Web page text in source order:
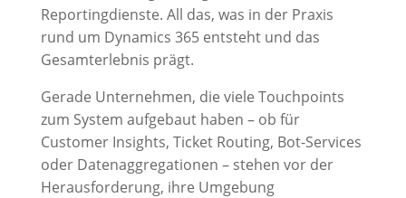
Reportingdienste. All das, was in der Praxis
rund um Dynamics 365 entsteht und das
Gesamterlebnis prägt.
Gerade Unternehmen, die viele Touchpoints
zum System aufgebaut haben – ob für
Customer Insights, Ticket Routing, Bot-Services
oder Datenaggregationen – stehen vor der
Herausforderung, ihre Umgebung